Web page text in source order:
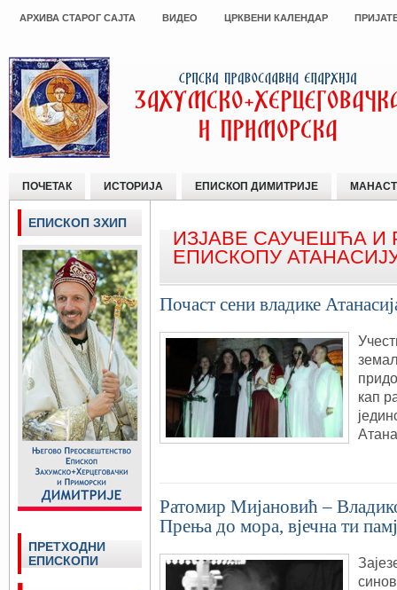
АРХИВА СТАРОГ САЈТА ВИДЕО ЦРКВЕНИ КАЛЕНДАР
ПОЧЕТАК ИСТОРИЈА ЕПИСКОП ДИМИТРИЈЕ
ИЗЈАВЕ САУЧЕШЋА И
ЕПИСКОПУ
Почаст сени владике
кап
Ратомир Мијановић –
Прења до мора, вјечна ти
ЕПИСКОП ЗХИП
ПРЕТХОДНИ
ЕПИСКОПИ